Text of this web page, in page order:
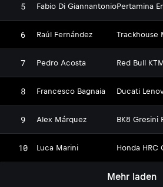
5 Fabio Di GiannantonioPertamina
6 Raúl Fernández Trackhouse
7 Pedro Acosta Red Bull
8 Francesco Bagnaia Ducati
9 Alex Márquez BK8 Gresini
10 Luca Marini Honda HRC
Mehr laden